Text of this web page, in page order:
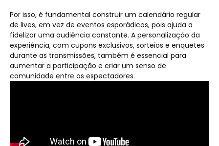
Por isso, é fundamental construir um calendário regular
de lives, em vez de eventos esporádicos, pois ajuda a
fidelizar uma audiência constante. A personalização da
experiência, com cupons exclusivos, sorteios e enquetes
durante as transmissões, também é essencial para
aumentar a participação e criar um senso de
comunidade entre os espectadores.